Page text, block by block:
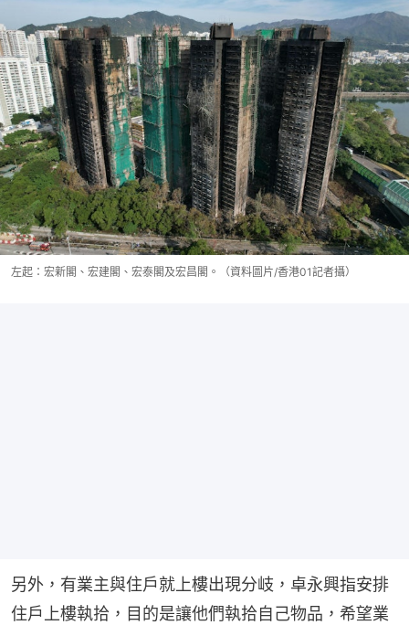
左起：宏新閣、宏建閣、宏泰閣及宏昌閣。（資料圖片/香港01記者攝）
另外，有業主與住戶就上樓出現分岐，卓永興指安排
住戶上樓執拾，目的是讓他們執拾自己物品，希望業